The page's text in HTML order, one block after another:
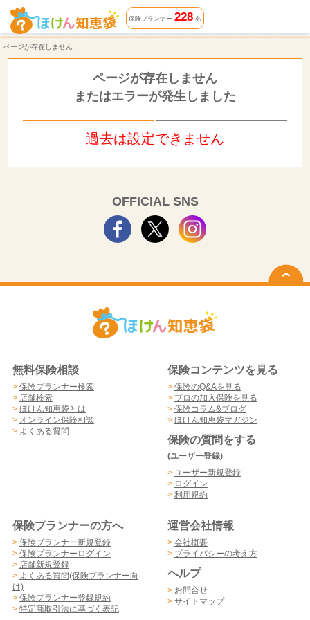
ページが存在しません | ほけん知恵袋
保険プランナー 228名
ページが存在しません
ページが存在しません
またはエラーが発生しました
過去は設定できません
OFFICIAL SNS
無料保険相談
> 保険プランナー検索
> 店舗検索
> ほけん知恵袋とは
> オンライン保険相談
> よくある質問
保険コンテンツを見る
> 保険のQ&Aを見る
> プロの加入保険を見る
> 保険コラム&ブログ
> ほけん知恵袋マガジン
保険の質問をする
(ユーザー登録)
> ユーザー新規登録
> ログイン
> 利用規約
保険プランナーの方へ
> 保険プランナー新規登録
> 保険プランナーログイン
> 店舗新規登録
> よくある質問(保険プランナー向
け)
> 保険プランナー登録規約
> 特定商取引法に基づく表記
運営会社情報
> 会社概要
> プライバシーの考え方
ヘルプ
> お問合せ
> サイトマップ